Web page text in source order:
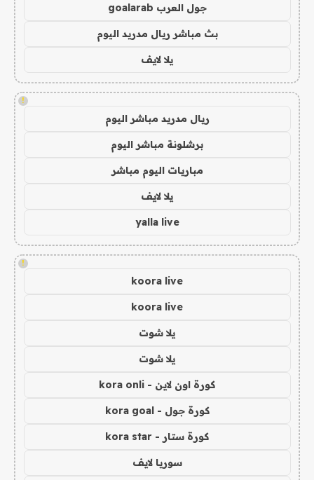
جول العرب goalarab
بث مباشر ريال مدريد اليوم
يلا لايف
!
ريال مدريد مباشر اليوم
برشلونة مباشر اليوم
مباريات اليوم مباشر
يلا لايف
yalla live
!
koora live
koora live
يلا شوت
يلا شوت
كورة اون لاين - kora onli
كورة جول - kora goal
كورة ستار - kora star
سوريا لايف